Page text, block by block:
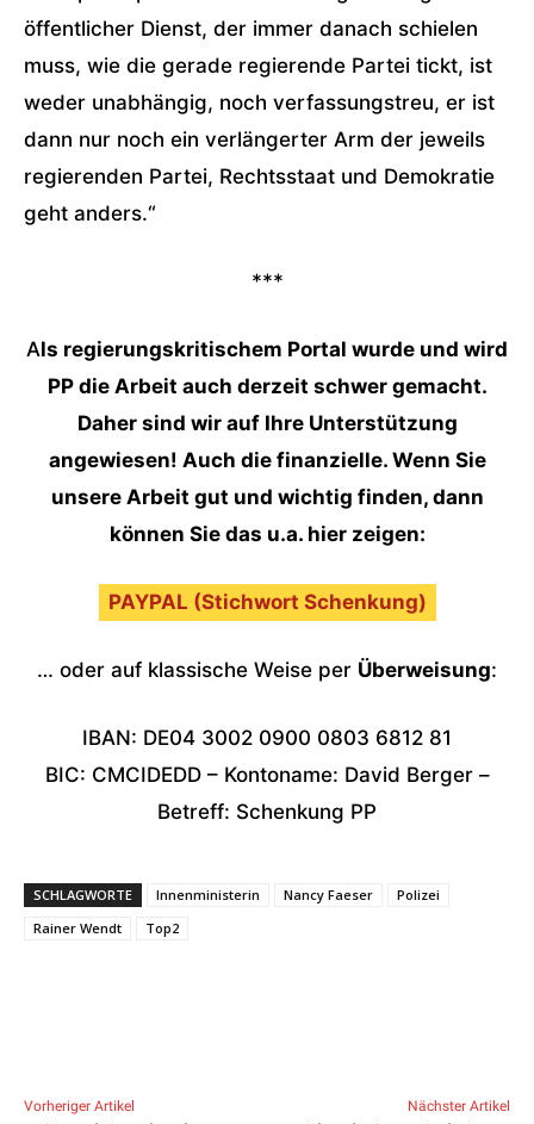
öffentlicher Dienst, der immer danach schielen
muss, wie die gerade regierende Partei tickt, ist
weder unabhängig, noch verfassungstreu, er ist
dann nur noch ein verlängerter Arm der jeweils
regierenden Partei, Rechtsstaat und Demokratie
geht anders.“
***
Als regierungskritischem Portal wurde und wird
PP die Arbeit auch derzeit schwer gemacht.
Daher sind wir auf Ihre Unterstützung
angewiesen! Auch die finanzielle. Wenn Sie
unsere Arbeit gut und wichtig finden, dann
können Sie das u.a. hier zeigen:
PAYPAL (Stichwort Schenkung)
… oder auf klassische Weise per Überweisung:
IBAN: DE04 3002 0900 0803 6812 81
BIC: CMCIDEDD – Kontoname: David Berger –
Betreff: Schenkung PP
SCHLAGWORTE Innenministerin Nancy Faeser
Polizei
Rainer Wendt
Top2
Vorheriger Artikel Nächster Artikel